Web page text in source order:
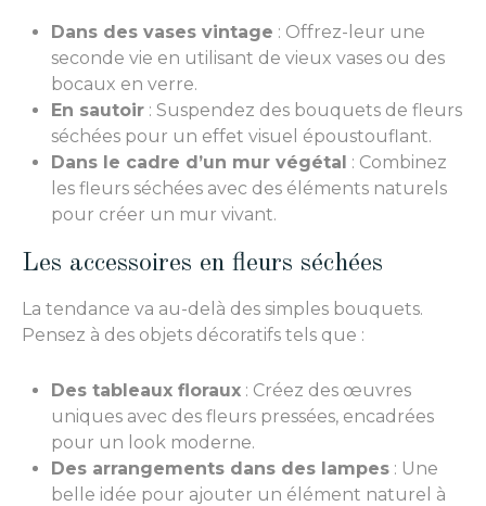
Dans des vases vintage : Offrez-leur une
seconde vie en utilisant de vieux vases ou des
bocaux en verre.
En sautoir : Suspendez des bouquets de fleurs
séchées pour un effet visuel époustouflant.
Dans le cadre d’un mur végétal : Combinez
les fleurs séchées avec des éléments naturels
pour créer un mur vivant.
Les accessoires en fleurs séchées
La tendance va au-delà des simples bouquets.
Pensez à des objets décoratifs tels que :
Des tableaux floraux : Créez des œuvres
uniques avec des fleurs pressées, encadrées
pour un look moderne.
Des arrangements dans des lampes : Une
belle idée pour ajouter un élément naturel à